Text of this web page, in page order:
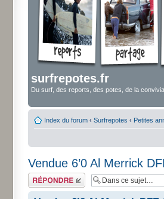
surfrepotes.fr
Du surf, des reports, des potes, de la
Index du forum ‹ Surfrepotes ‹ Petites
Vendue 6’0 Al Merrick
Répondre